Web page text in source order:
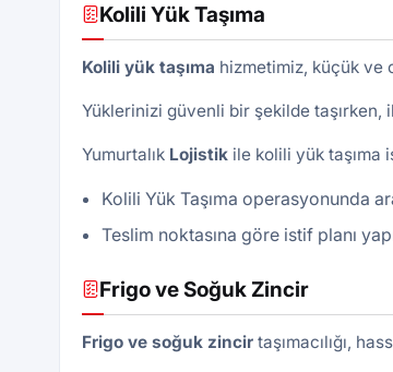
Kolili Yük Taşıma
Kolili yük taşıma hizmetimiz, küçük ve
Yüklerinizi güvenli bir şekilde taşırken,
Yumurtalık Lojistikile kolili yük taşıma
Kolili Yük Taşıma operasyonunda
Teslim noktasına göre istif planı
Frigo ve Soğuk Zincir
Frigo ve soğuk zincirtaşımacılığı,